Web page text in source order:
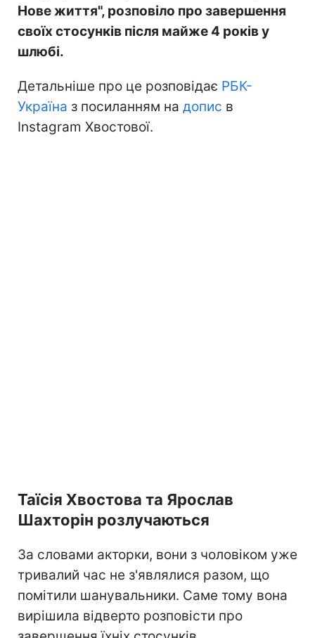
Нове життя", розповіло про завершення
своїх стосунків після майже 4 років у
шлюбі.
Детальніше про це розповідає РБК-
Україна з посиланням на допис в
Instagram Хвостової.
Таїсія Хвостова та Ярослав
Шахторін розлучаються
За словами акторки, вони з чоловіком уже
тривалий час не з'являлися разом, що
помітили шанувальники. Саме тому вона
вирішила відверто розповісти про